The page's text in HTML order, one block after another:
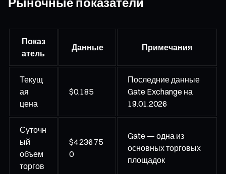
Показ
атель
Данные Примечания
Текущ
ая
цена
$0,185
Последние данные
Gate Exchange на
19.01.2026
Суточн
ый
объем
торгов
$4 236 75
0
Gate — одна из
основных торговых
площадок